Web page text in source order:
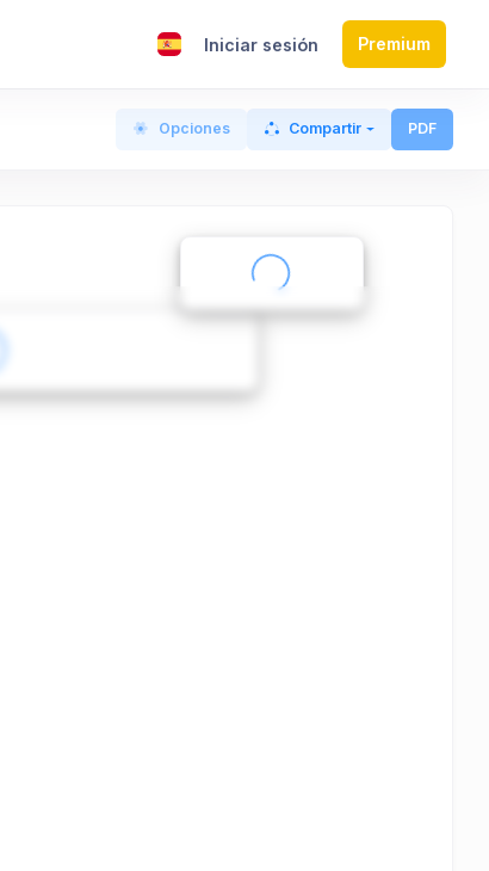
Iniciar sesión Premium
Opciones Compartir PDF